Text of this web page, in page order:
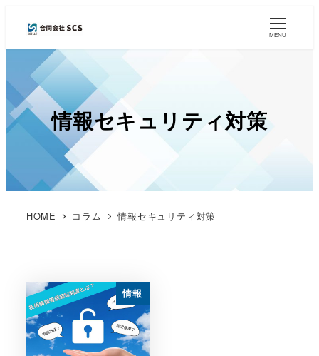
MENU
情報セキュリティ対策
HOME コラム 情報セキュリティ対策
情報